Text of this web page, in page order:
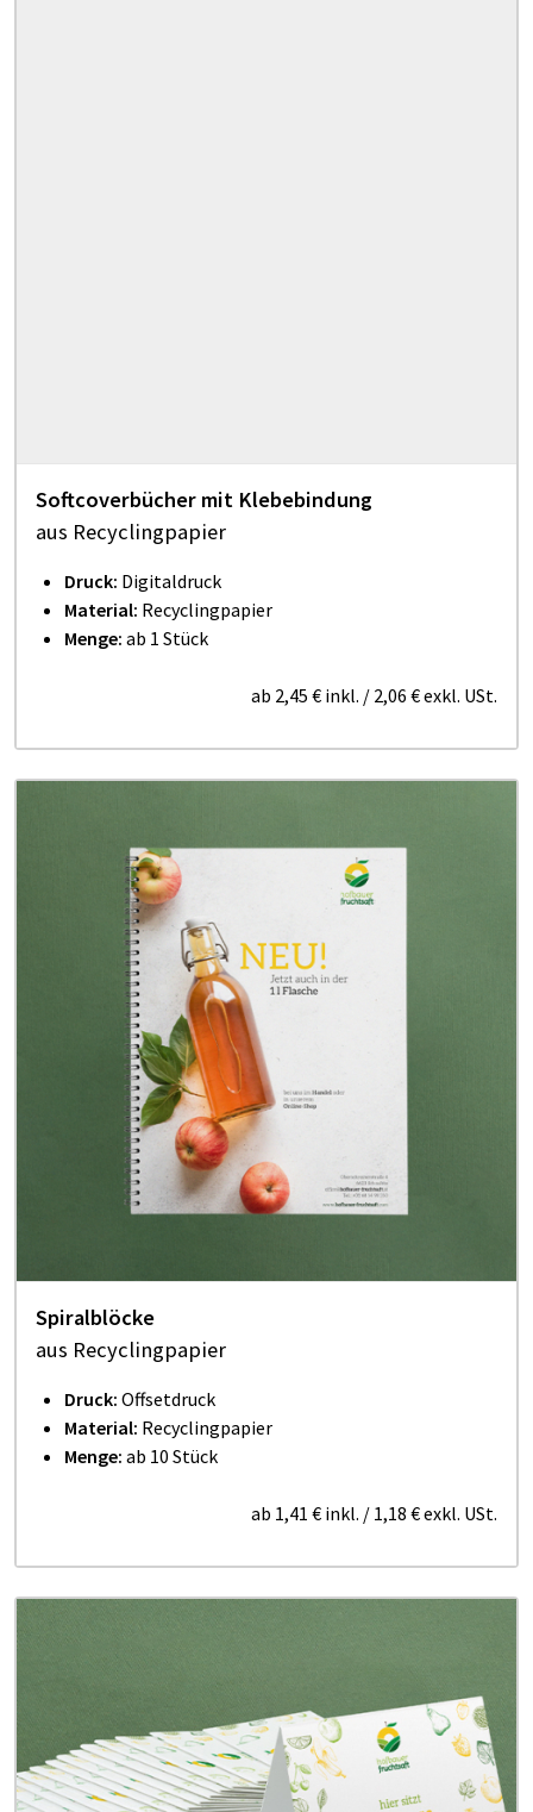
Softcoverbücher mit Klebebindung
aus Recyclingpapier
Druck: Digitaldruck
Material: Recyclingpapier
Menge: ab 1 Stück
ab 2,45 € inkl. / 2,06 €exkl. USt.
Spiralblöcke
aus Recyclingpapier
Druck: Offsetdruck
Material: Recyclingpapier
Menge: ab 10 Stück
ab 1,41 € inkl. / 1,18 €exkl. USt.